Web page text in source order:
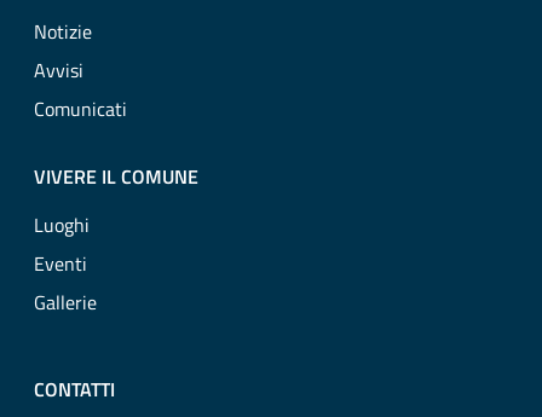
Notizie
Avvisi
Comunicati
VIVERE IL COMUNE
Luoghi
Eventi
Gallerie
CONTATTI